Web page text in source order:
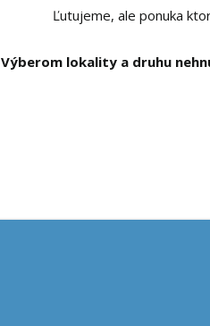
Ľutujeme, ale ponuka
Výberom lokality a druhu